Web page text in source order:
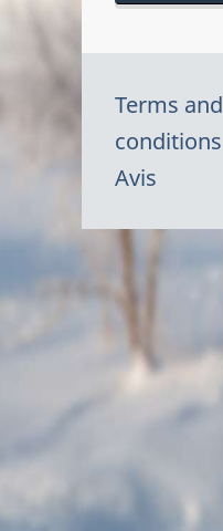
Terms and
conditions
Avis